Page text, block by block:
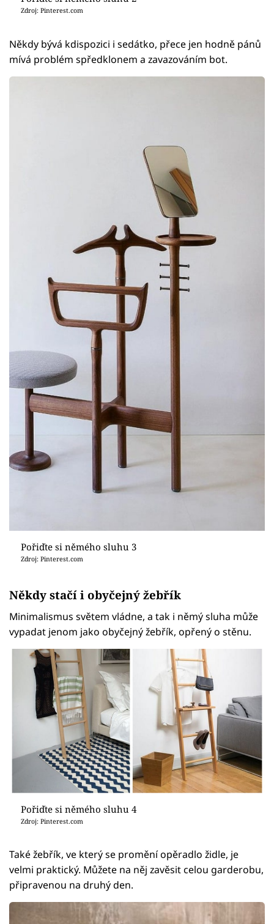
Zdroj: Pinterest.com
Někdy bývá kdispozici i sedátko, přece jen hodně pánů
mívá problém spředklonem a zavazováním bot.
Pořiďte si němého sluhu 3
Zdroj: Pinterest.com
Někdy stačí i obyčejný žebřík
Minimalismus světem vládne, a tak i němý sluha může
vypadat jenom jako obyčejný žebřík, opřený o stěnu.
Pořiďte si němého sluhu 4
Zdroj: Pinterest.com
Také žebřík, ve který se promění opěradlo židle, je
velmi praktický. Můžete na něj zavěsit celou garderobu,
připravenou na druhý den.